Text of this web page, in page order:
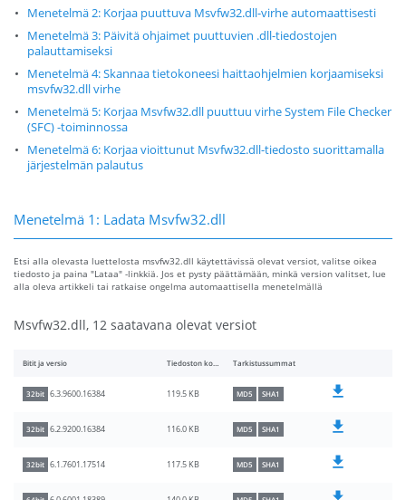
Menetelmä 2: Korjaa puuttuva Msvfw32.dll-virhe automaattisesti
Menetelmä 3: Päivitä ohjaimet puuttuvien .dll-tiedostojen
palauttamiseksi
Menetelmä 4: Skannaa tietokoneesi haittaohjelmien korjaamiseksi
msvfw32.dll virhe
Menetelmä 5: Korjaa Msvfw32.dll puuttuu virhe System File Checker
(SFC) -toiminnossa
Menetelmä 6: Korjaa vioittunut Msvfw32.dll-tiedosto suorittamalla
järjestelmän palautus
Menetelmä 1: Ladata Msvfw32.dll
Etsi alla olevasta luettelosta msvfw32.dll käytettävissä olevat versiot, valitse oikea
tiedosto ja paina "Lataa" -linkkiä. Jos et pysty päättämään, minkä version valitset, lue
alla oleva artikkeli tai ratkaise ongelma automaattisella menetelmällä
Msvfw32.dll, 12 saatavana olevat versiot
Bitit ja versio Tiedoston koko Tarkistussummat
32bit 6.3.9600.16384 119.5 KB MD5 SHA1
32bit 6.2.9200.16384 116.0 KB MD5 SHA1
32bit 6.1.7601.17514 117.5 KB MD5 SHA1